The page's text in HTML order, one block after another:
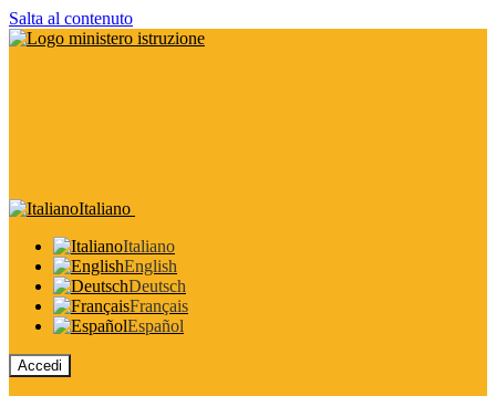
Salta al contenuto
Italiano
Italiano
English
Deutsch
Français
Español
Accedi